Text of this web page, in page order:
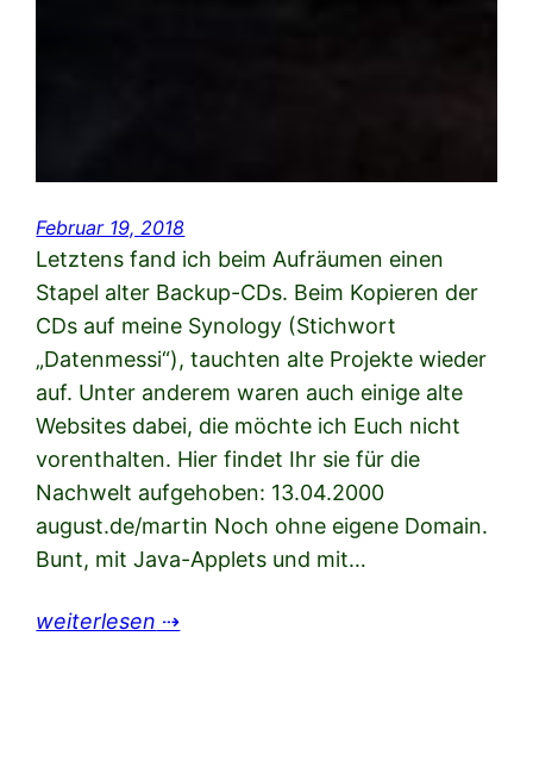
Februar 19, 2018
Letztens fand ich beim Aufräumen einen
Stapel alter Backup-CDs. Beim Kopieren der
CDs auf meine Synology (Stichwort
„Datenmessi“), tauchten alte Projekte wieder
auf. Unter anderem waren auch einige alte
Websites dabei, die möchte ich Euch nicht
vorenthalten. Hier findet Ihr sie für die
Nachwelt aufgehoben: 13.04.2000
august.de/martin Noch ohne eigene Domain.
Bunt, mit Java-Applets und mit…
weiterlesen ⇢